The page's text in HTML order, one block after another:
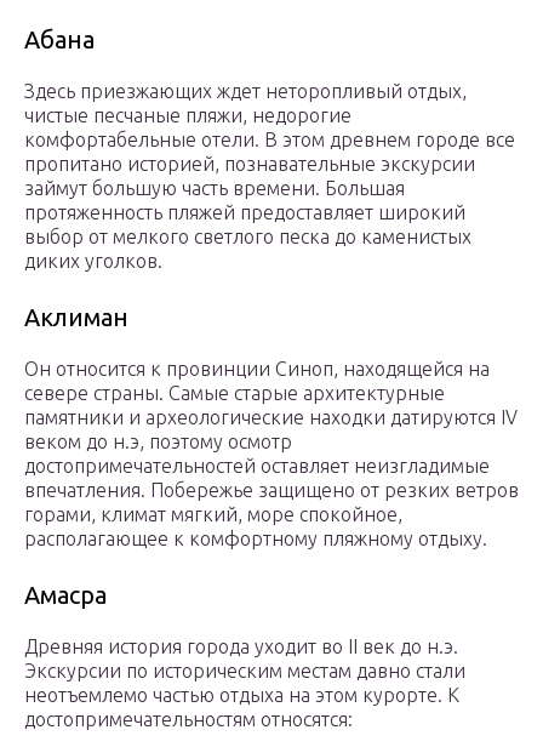
Абана
Здесь приезжающих ждет неторопливый отдых,
чистые песчаные пляжи, недорогие
комфортабельные отели. В этом древнем городе все
пропитано историей, познавательные экскурсии
займут большую часть времени. Большая
протяженность пляжей предоставляет широкий
выбор от мелкого светлого песка до каменистых
диких уголков.
Аклиман
Он относится к провинции Синоп, находящейся на
севере страны. Самые старые архитектурные
памятники и археологические находки датируются IV
веком до н.э, поэтому осмотр
достопримечательностей оставляет неизгладимые
впечатления. Побережье защищено от резких ветров
горами, климат мягкий, море спокойное,
располагающее к комфортному пляжному отдыху.
Амасра
Древняя история города уходит во II век до н.э.
Экскурсии по историческим местам давно стали
неотъемлемо частью отдыха на этом курорте. К
достопримечательностям относятся: